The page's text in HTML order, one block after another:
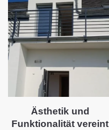
Ästhetik und
Funktionalität vereint